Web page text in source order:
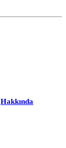
Hakkında